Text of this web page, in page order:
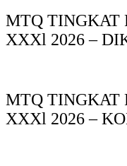
MTQ TINGKAT
XXXl 2026 –
MTQ TINGKAT
XXXl 2026 –